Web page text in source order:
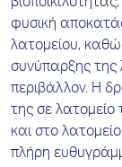
φυσική
λατομείου,
συνύπαρξης της
περιβάλλον. Η
της σε λατομείο
και στο
πλήρη